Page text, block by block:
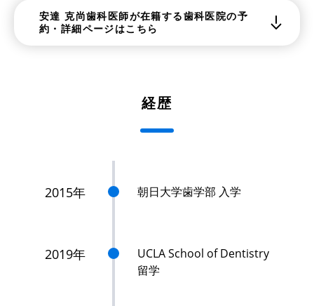
安達 克尚歯科医師が在籍する歯科医院の予
約・詳細ページはこちら
経歴
2015年 朝日大学歯学部 入学
2019年
UCLA School of Dentistry
留学